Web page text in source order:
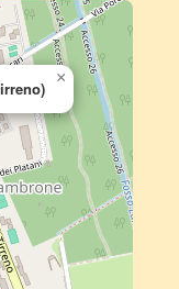
×